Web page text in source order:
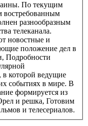
По текущим
востребованным
разнообразным
телеканала.
новостные и
положение дел в
Подробности
которой ведущие
событиях в мире. В
формируется из
и решка, Готовим
и телесериалов.